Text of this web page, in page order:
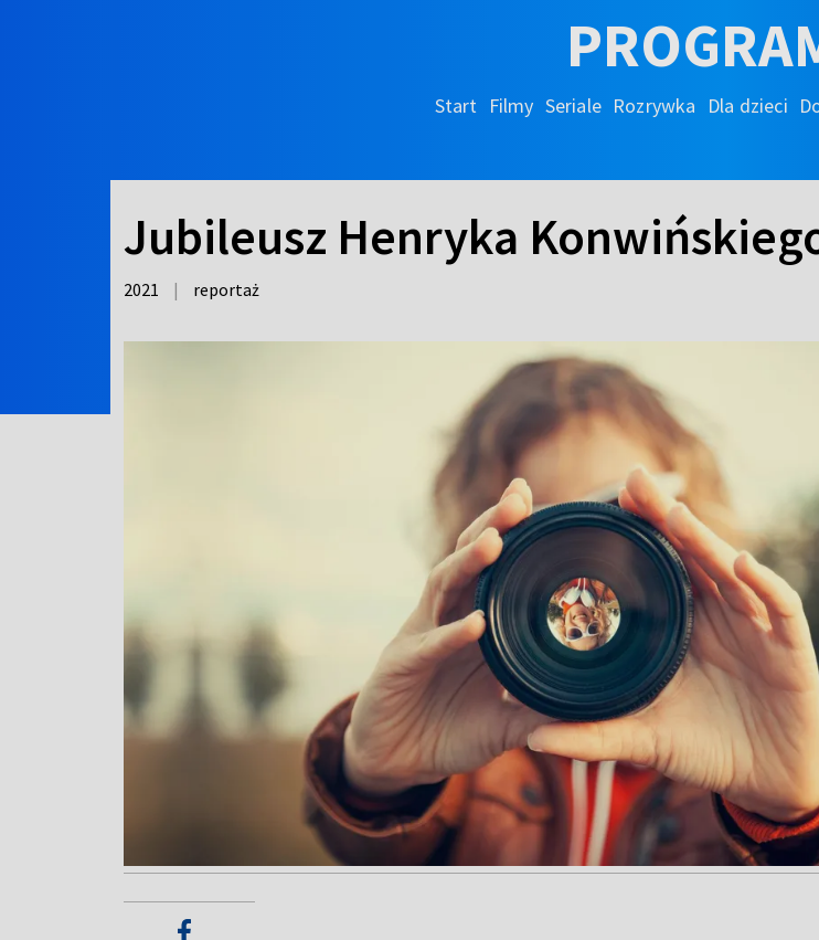
Start Filmy Seriale Rozrywka Dla dzieci
Jubileusz Henryka
2021 | reportaż